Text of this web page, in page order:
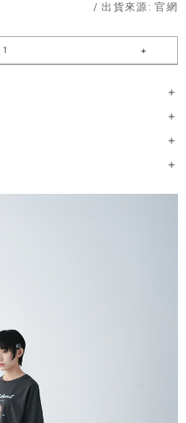
/ 出貨來源:官網